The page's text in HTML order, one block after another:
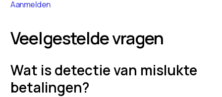
Aanmelden
Veelgestelde vragen
Wat is detectie van mislukte
betalingen?